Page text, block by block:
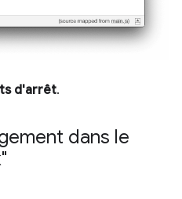
d'arrêt.
dans le